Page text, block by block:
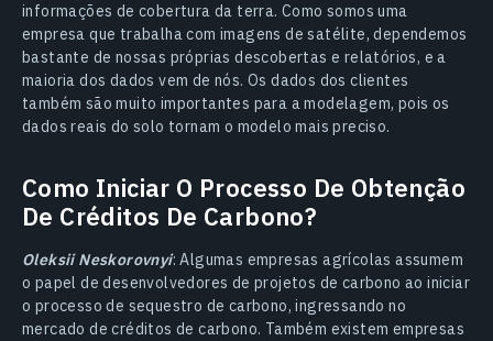
informações de cobertura da terra. Como somos uma
empresa que trabalha com imagens de satélite, dependemos
bastante de nossas próprias descobertas e relatórios, e a
maioria dos dados vem de nós. Os dados dos clientes
também são muito importantes para a modelagem, pois os
dados reais do solo tornam o modelo mais preciso.
Como Iniciar O Processo De Obtenção
De Créditos De Carbono?
Oleksii Neskorovnyi: Algumas empresas agrícolas assumem
o papel de desenvolvedores de projetos de carbono ao iniciar
o processo de sequestro de carbono, ingressando no
mercado de créditos de carbono. Também existem empresas